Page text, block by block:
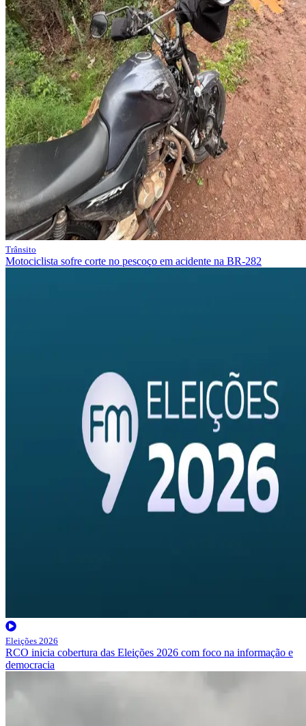
Trânsito
Motociclista sofre corte no pescoço em acidente na BR-282
Eleições 2026
RCO inicia cobertura das Eleições 2026 com foco na informação e
democracia